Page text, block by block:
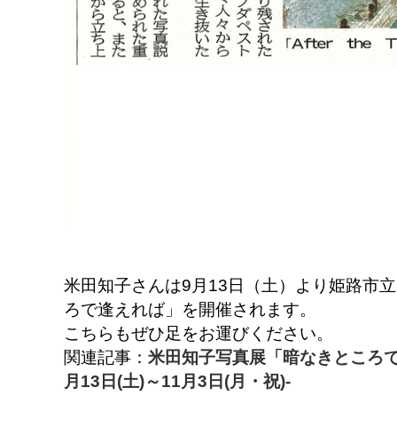
米田知子さんは9月13日（土）より姫路市
ろで逢えれば」を開催されます。
こちらもぜひ足をお運びください。
関連記事： 米田知子写真展「暗なきところ
月13日(土)～11月3日(月・祝)-